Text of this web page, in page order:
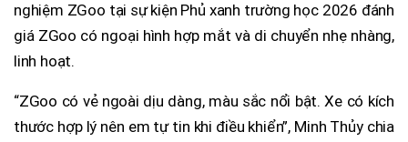
nghiệm ZGoo tại sự kiện Phủ xanh trường học 2026 đánh
giá ZGoo có ngoại hình hợp mắt và di chuyển nhẹ nhàng,
linh hoạt.
“ZGoo có vẻ ngoài dịu dàng, màu sắc nổi bật. Xe có kích
thước hợp lý nên em tự tin khi điều khiển”, Minh Thủy chia